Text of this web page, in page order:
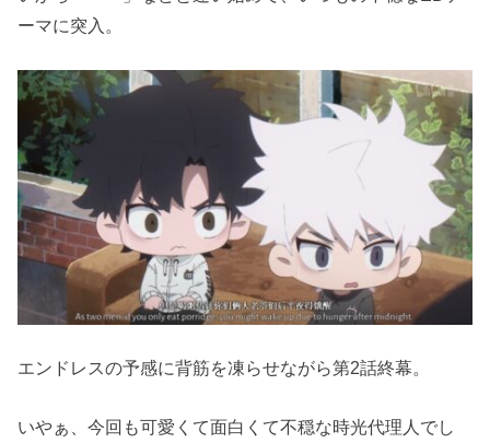
ーマに突入。
エンドレスの予感に背筋を凍らせながら第2話終幕。
いやぁ、今回も可愛くて面白くて不穏な時光代理人でし